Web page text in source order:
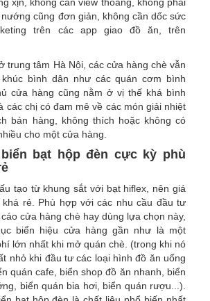
cũng đơn giản, không cần dốc sức
trên các app giao đồ ăn, trên
trung tâm Hà Nội, các cửa hàng chè vẫn
bình dân như các quán cơm bình
cửa hàng cũng nằm ở vị thế khá bình
các chị có đam mê về các món giải nhiệt
bán hàng, không thích hoặc không có
cho một cửa hàng.
bạt hộp đèn cực kỳ phù
tạo từ khung sắt với bạt hiflex, nên giá
khá rẻ. Phù hợp với các nhu cầu đầu tư
cửa hàng chè hay dùng lựa chọn này,
biển hiệu cửa hàng gần như là một
lớn nhất khi mở quán chè. (trong khi nó
nhỏ khi đầu tư các loại hình đồ ăn uống
quán cafe, biển shop đồ ăn nhanh, biển
biển quán bia hơi, biển quán rượu...).